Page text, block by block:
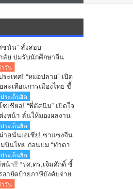
ชนัน” สั่งสอบ
ลัย ปมรับนักศึกษาจีน
ซ่าผิดประเภท ลั่นพบจะ
วัน
ะเทศ! “หมอปลาย” เปิด
สะเทือนการเมืองไทย ชี้
ใหม่ หนุ่มหน้าใหม่ พรรค
ฟล์แกร่ง แบ็กแน่น ท่าน
ระเด็นฮิต
เชียล! “พี่ตัสนิม” เปิดใจ
งหน้า ลั่นให้มองผลงาน
น้า เตือนคอมเมนต์เกิน
ดกฎหมาย
ระเด็นฮิต
าสนั่นเอเชีย! ซาแซงจีน
บินไทย ก่อนปม “ทำตา
แสเดือดข้ามประเทศ
ระเด็นฮิต
น้า!! “รศ.ดร.เจิมศักดิ์ ชี้
อายัดป้ายภาษีบังคับจ่าย
ำลังลงโทษประชาชน
วัน